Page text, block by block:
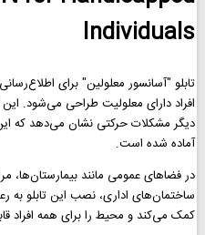
Individuals
تابلو "آسانسور معلولین" برای
افراد دارای معلولیت طراحی می‌شود. این
دیگر مشکلات حرکتی نشان می‌دهد که
آماده شده است.
در فضاهای عمومی مانند بیمارستان‌ها،
ساختمان‌های اداری، نصب این تابلو
کمک می‌کند و محیط را برای همه افراد